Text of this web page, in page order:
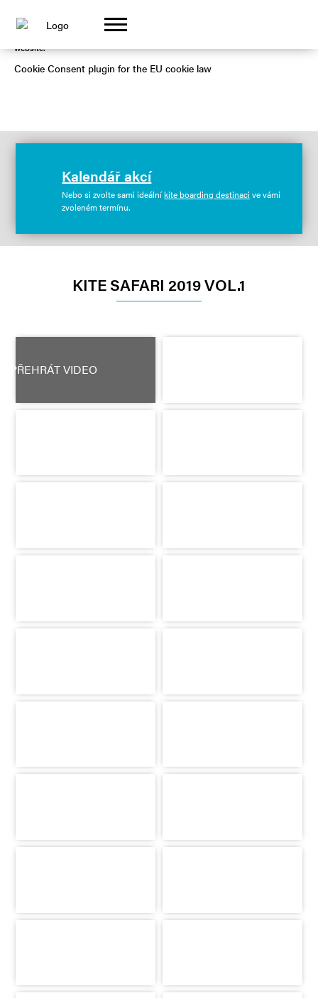
This website uses cookies to ensure you get the best experience on our
website.
Cookie Consent plugin for the EU cookie law
Kalendář akcí
Nebo si zvolte sami ideálníkite boarding destinaci ve vámi
zvoleném termínu.
KITE SAFARI 2019 VOL.1